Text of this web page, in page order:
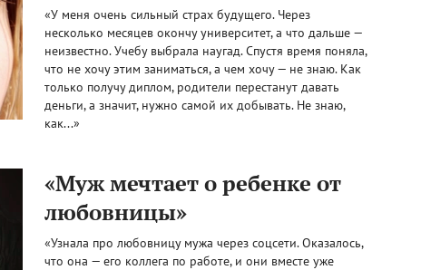
«У меня очень сильный страх будущего. Через
несколько месяцев окончу университет, а что дальше —
неизвестно. Учебу выбрала наугад. Спустя время поняла,
что не хочу этим заниматься, а чем хочу — не знаю. Как
только получу диплом, родители перестанут давать
деньги, а значит, нужно самой их добывать. Не знаю,
как...»
«Муж мечтает о ребенке от
любовницы»
«Узнала про любовницу мужа через соцсети. Оказалось,
что она — его коллега по работе, и они вместе уже